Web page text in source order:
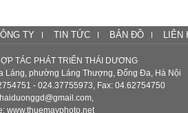
TY TIN TỨC BẢN ĐỒ LIÊN
TÁC PHÁT TRIỂN THÁI DƯƠNG
Láng, phường Láng Thượng, Đống Đa, Hà Nội
- 024.37755973, Fax: 04.62754750
www.thuemayphoto.net